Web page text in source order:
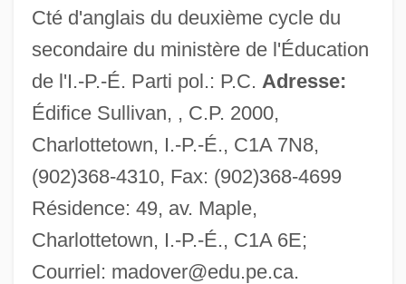
Cté d'anglais du deuxième cycle du
secondaire du ministère de l'Éducation
de l'I.-P.-É. Parti pol.: P.C. Adresse:
Édifice Sullivan, , C.P. 2000,
Charlottetown, I.-P.-É., C1A 7N8,
(902)368-4310, Fax: (902)368-4699
Résidence: 49, av. Maple,
Charlottetown, I.-P.-É., C1A 6E;
Courriel: madover@edu.pe.ca.
Dovekie
Dovecote
Dovecot(e)
Dove, Rita (Frances) 1952-
Dove, Rita (1952–)